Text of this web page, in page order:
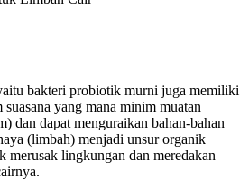
bakteri probiotik murni juga memiliki
yang mana minim muatan
dan dapat menguraikan bahan-bahan
(limbah) menjadi unsur organik
merusak lingkungan dan meredakan